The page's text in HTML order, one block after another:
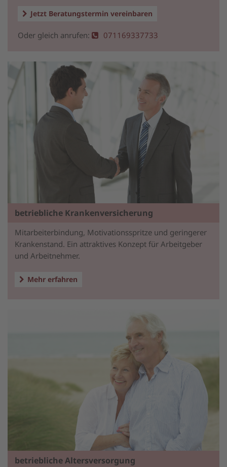
Jetzt Beratungstermin vereinbaren
Oder gleich anrufen: 071169337733
betriebliche Krankenversicherung
Mitarbeiterbindung, Motivationsspritze und geringerer
Krankenstand. Ein attraktives Konzept für Arbeitgeber
und Arbeitnehmer.
Mehr erfahren
betriebliche Altersversorgung